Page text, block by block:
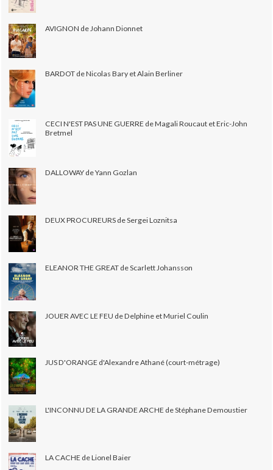
AVIGNON de Johann Dionnet
BARDOT de Nicolas Bary et Alain Berliner
CECI N'EST PAS UNE GUERRE de Magali Roucaut et Eric-John
Bretmel
DALLOWAY de Yann Gozlan
DEUX PROCUREURS de Sergei Loznitsa
ELEANOR THE GREAT de Scarlett Johansson
JOUER AVEC LE FEU de Delphine et Muriel Coulin
JUS D'ORANGE d'Alexandre Athané (court-métrage)
L'INCONNU DE LA GRANDE ARCHE de Stéphane Demoustier
LA CACHE de Lionel Baier